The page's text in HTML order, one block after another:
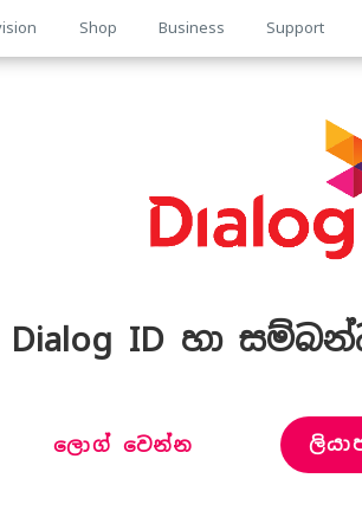
Shop Business Support
Dialog ID හා
ලොග් වෙන්න